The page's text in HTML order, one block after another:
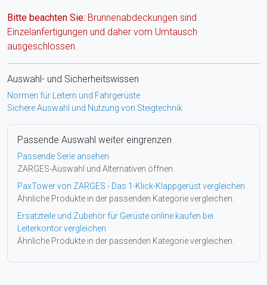
Bitte beachten Sie: Brunnenabdeckungen sind
Einzelanfertigungen und daher vom Umtausch
ausgeschlossen.
Auswahl- und Sicherheitswissen
Normen für Leitern und Fahrgerüste
Sichere Auswahl und Nutzung von Steigtechnik
Passende Auswahl weiter eingrenzen
Passende Serie ansehen
ZARGES-Auswahl und Alternativen öffnen.
PaxTower von ZARGES - Das 1-Klick-Klappgerüst vergleichen
Ähnliche Produkte in der passenden Kategorie vergleichen.
Ersatzteile und Zubehör für Gerüste online kaufen bei
Leiterkontor vergleichen
Ähnliche Produkte in der passenden Kategorie vergleichen.